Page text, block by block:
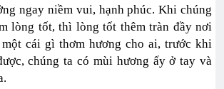
ngay niềm vui, hạnh phúc. Khi chúng
lòng tốt, thì lòng tốt thêm tràn đầy nơi
cái gì thơm hương cho ai, trước khi
chúng ta có mùi hương ấy ở tay và